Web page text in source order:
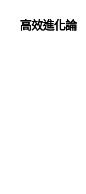
高效進化論